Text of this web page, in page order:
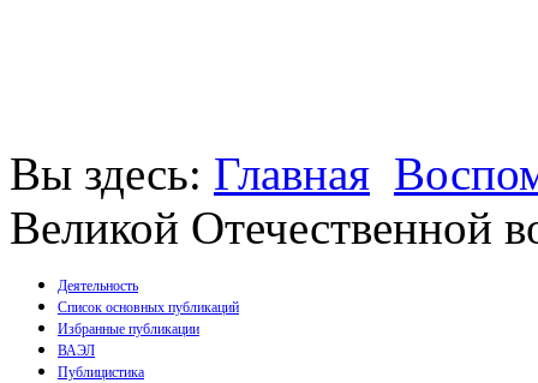
Вы здесь: Главная
Великой Отечественной
Деятельность
Список основных публикаций
Монографии
Брошюры
Избранные публикации
ВАЭЛ
Публицистика